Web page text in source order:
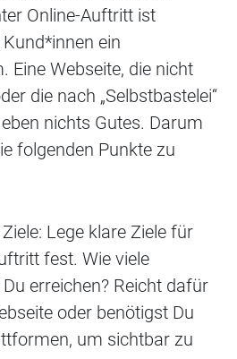
Online-Auftritt ist
ein
Eine Webseite, die nicht
die nach „Selbstbastelei“
nichts Gutes. Darum
folgenden Punkte zu
Lege klare Ziele für
fest. Wie viele
erreichen? Reicht dafür
oder benötigst Du
um sichtbar zu